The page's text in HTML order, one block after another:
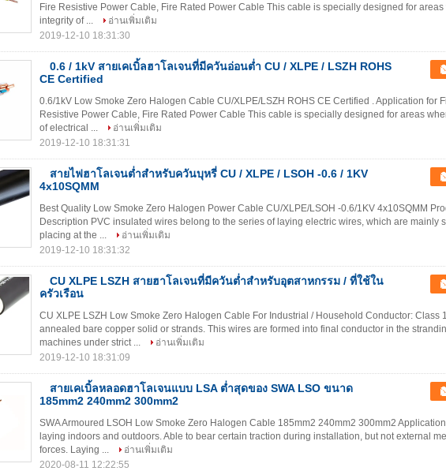
Fire Resistive Power Cable, Fire Rated Power Cable This cable is specially designed for areas
integrity of ...
อ่านเพิ่มเติม
2019-12-10 18:31:30
0.6 / 1kV สายเคเบิ้ลฮาโลเจนที่มีควันอ่อนต่ำ CU / XLPE / LSZH ROHS
CE Certified
0.6/1kV Low Smoke Zero Halogen Cable CU/XLPE/LSZH ROHS CE Certified . Application for
Resistive Power Cable, Fire Rated Power Cable This cable is specially designed for areas
of electrical ...
อ่านเพิ่มเติม
2019-12-10 18:31:31
สายไฟฮาโลเจนต่ำสำหรับควันบุหรี่ CU / XLPE / LSOH -0.6 / 1KV
4x10SQMM
Best Quality Low Smoke Zero Halogen Power Cable CU/XLPE/LSOH -0.6/1KV 4x10SQMM
Description PVC insulated wires belong to the series of laying electric wires, which are mainly
placing at the ...
อ่านเพิ่มเติม
2019-12-10 18:31:32
CU XLPE LSZH สายฮาโลเจนที่มีควันต่ำสำหรับอุตสาหกรรม / ที่ใช้ใน
ครัวเรือน
CU XLPE LSZH Low Smoke Zero Halogen Cable For Industrial / Household Conductor: Class
annealed bare copper solid or strands. This wires are formed into final conductor in the
machines under strict ...
อ่านเพิ่มเติม
2019-12-10 18:31:09
สายเคเบิ้ลหลอดฮาโลเจนแบบ LSA ต่ำสุดของ SWA LSO ขนาด
185mm2 240mm2 300mm2
SWA Armoured LSOH Low Smoke Zero Halogen Cable 185mm2 240mm2 300mm2
laying indoors and outdoors. Able to bear certain traction during installation, but not external
forces. Laying ...
อ่านเพิ่มเติม
2020-08-11 12:22:55